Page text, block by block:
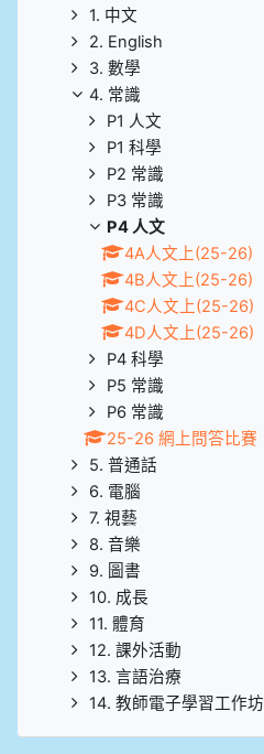
1. 中文
2. English
3. 數學
4. 常識
P1 人文
P1 科學
P2 常識
P3 常識
P4 人文
4A人文上(25-26)
4B人文上(25-26)
4C人文上(25-26)
4D人文上(25-26)
P4 科學
P5 常識
P6 常識
25-26 網上問答比賽
5. 普通話
6. 電腦
7. 視藝
8. 音樂
9. 圖書
10. 成長
11. 體育
12. 課外活動
13. 言語治療
14. 教師電子學習工作坊